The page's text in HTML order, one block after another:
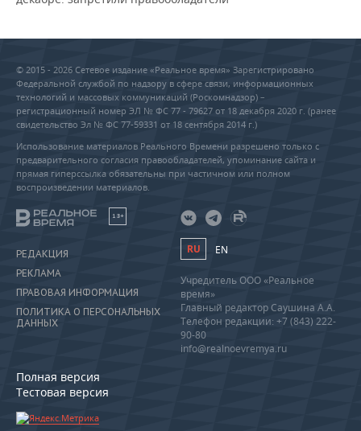
© 2015 - 2026 Сетевое издание «Реальное время» Зарегистрировано
Федеральной службой по надзору в сфере связи, информационных
технологий и массовых коммуникаций (Роскомнадзор) –
регистрационный номер ЭЛ № ФС 77 - 79627 от 18 декабря 2020 г. (ранее
свидетельство Эл № ФС 77-59331 от 18 сентября 2014 г.)
Использование материалов Реального Времени разрешено только с
предварительного согласия правообладателей, упоминание сайта и
прямая гиперссылка обязательны при частичном или полном
воспроизведении материалов.
18+
РЕДАКЦИЯ
РЕКЛАМА
ПРАВОВАЯ ИНФОРМАЦИЯ
ПОЛИТИКА О ПЕРСОНАЛЬНЫХ
ДАННЫХ
Полная версия
Тестовая версия
RU EN
Учредитель ООО «Реальное
время»
Главный редактор Саушина А.А.
Телефон редакции: +7 (843) 222-
90-80
info@realnoevremya.ru